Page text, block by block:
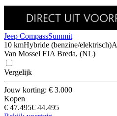
Jeep CompassSummit
10 kmHybride (benzine/elektrisch)
Van Mossel FJA Breda, (NL)
Vergelijk
Jouw korting: € 3.000
Kopen
€ 47.495€ 44.495